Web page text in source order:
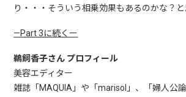
り・・・そういう相乗効果もあるのかな？と
—Part 3に続くー
鵜飼香子さん プロフィール
美容エディター
雑誌「MAQUIA」や「marisol」、「婦人公